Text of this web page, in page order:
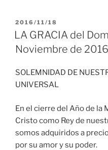
PUBLICADO
EL
2016/11/18
LA GRACIA del
Noviembre de 2016
SOLEMNIDAD DE
UNIVERSAL
En el cierre del Año de la
Cristo como Rey de
somos adquiridos a
por su amor y su poder.